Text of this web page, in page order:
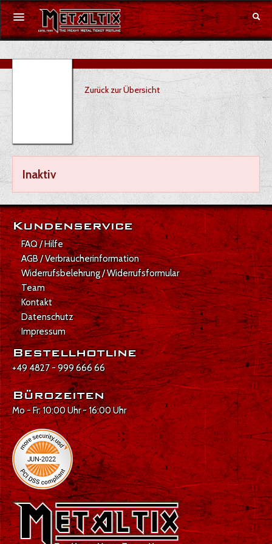
Konzerte
Festivals
Merchandise
DE
Anmelden
Zurück zur Übersicht
Inaktiv
Kundenservice
FAQ / Hilfe
AGB / Verbraucherinformation
Widerrufsbelehrung / Widerrufsformular
Team
Kontakt
Datenschutz
Impressum
Bestellhotline
+49 4827 - 999 666 66
Bürozeiten
Mo - Fr: 10:00 Uhr - 16:00 Uhr